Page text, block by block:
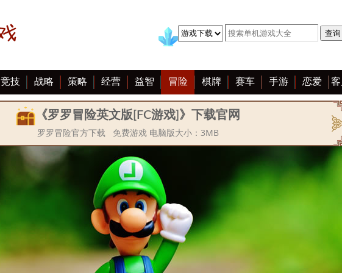
竞技 战略 策略 经营 益智 冒险 棋牌 赛车 手游 恋爱
《罗罗冒险英文版[FC游戏]》下载官网
罗罗冒险官方下载 免费游戏 电脑版大小：3MB